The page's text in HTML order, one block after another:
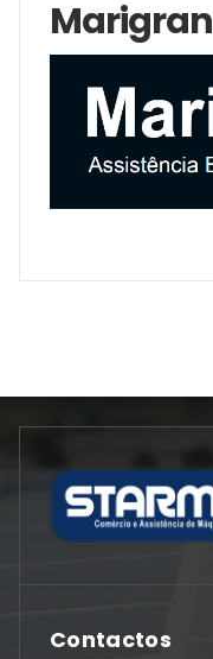
Marigran
Contactos